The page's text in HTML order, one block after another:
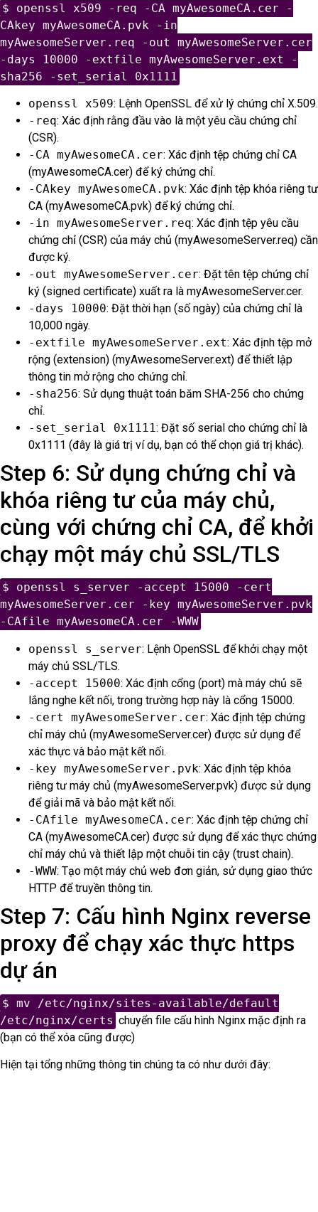
$ openssl x509 -req -CA myAwesomeCA.cer -
CAkey myAwesomeCA.pvk -in
myAwesomeServer.req -out myAwesomeServer.cer
-days 10000 -extfile myAwesomeServer.ext -
sha256 -set_serial 0x1111
openssl x509: Lệnh OpenSSL để xử lý chứng chỉ X.509.
-req: Xác định rằng đầu vào là một yêu cầu chứng chỉ
(CSR).
-CA myAwesomeCA.cer: Xác định tệp chứng chỉ CA
(myAwesomeCA.cer) để ký chứng chỉ.
-CAkey myAwesomeCA.pvk: Xác định tệp khóa riêng tư
CA (myAwesomeCA.pvk) để ký chứng chỉ.
-in myAwesomeServer.req: Xác định tệp yêu cầu
chứng chỉ (CSR) của máy chủ (myAwesomeServer.req) cần
được ký.
-out myAwesomeServer.cer: Đặt tên tệp chứng chỉ
ký (signed certificate) xuất ra là myAwesomeServer.cer.
-days 10000: Đặt thời hạn (số ngày) của chứng chỉ là
10,000 ngày.
-extfile myAwesomeServer.ext: Xác định tệp mở
rộng (extension) (myAwesomeServer.ext) để thiết lập
thông tin mở rộng cho chứng chỉ.
-sha256: Sử dụng thuật toán băm SHA-256 cho chứng
chỉ.
-set_serial 0x1111: Đặt số serial cho chứng chỉ là
0x1111 (đây là giá trị ví dụ, bạn có thể chọn giá trị khác).
Step 6: Sử dụng chứng chỉ và
khóa riêng tư của máy chủ,
cùng với chứng chỉ CA, để khởi
chạy một máy chủ SSL/TLS
$ openssl s_server -accept 15000 -cert
myAwesomeServer.cer -key myAwesomeServer.pvk
-CAfile myAwesomeCA.cer -WWW
openssl s_server: Lệnh OpenSSL để khởi chạy một
máy chủ SSL/TLS.
-accept 15000: Xác định cổng (port) mà máy chủ sẽ
lắng nghe kết nối, trong trường hợp này là cổng 15000.
-cert myAwesomeServer.cer: Xác định tệp chứng
chỉ máy chủ (myAwesomeServer.cer) được sử dụng để
xác thực và bảo mật kết nối.
-key myAwesomeServer.pvk: Xác định tệp khóa
riêng tư máy chủ (myAwesomeServer.pvk) được sử dụng
để giải mã và bảo mật kết nối.
-CAfile myAwesomeCA.cer: Xác định tệp chứng chỉ
CA (myAwesomeCA.cer) được sử dụng để xác thực chứng
chỉ máy chủ và thiết lập một chuỗi tin cậy (trust chain).
-WWW: Tạo một máy chủ web đơn giản, sử dụng giao thức
HTTP để truyền thông tin.
Step 7: Cấu hình Nginx reverse
proxy để chạy xác thực https
dự án
$ mv /etc/nginx/sites-available/default
/etc/nginx/certs chuyển file cấu hình Nginx mặc định ra
(bạn có thể xóa cũng được)
Hiện tại tổng những thông tin chúng ta có như dưới đây: